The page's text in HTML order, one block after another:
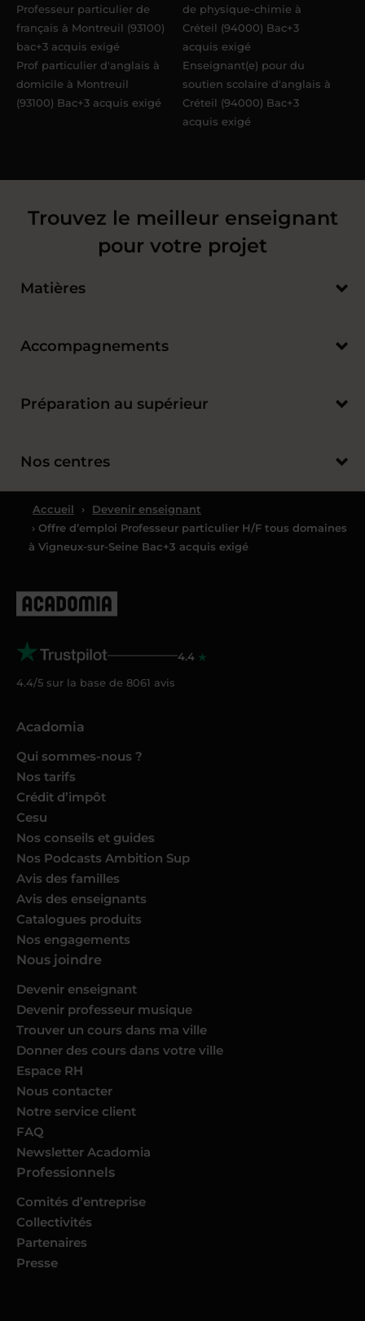
Professeur particulier de
français à Montreuil (93100)
bac+3 acquis exigé
Prof particulier d'anglais à
domicile à Montreuil
(93100) Bac+3 acquis exigé
de physique-chimie à
Créteil (94000) Bac+3
acquis exigé
Enseignant(e) pour du
soutien scolaire d'anglais à
Créteil (94000) Bac+3
acquis exigé
Trouvez le meilleur enseignant
pour votre projet
Matières
Accompagnements
Préparation au supérieur
Nos centres
Accueil ›
Devenir enseignant
› Offre d’emploi Professeur particulier H/F tous domaines
à Vigneux-sur-Seine Bac+3 acquis exigé
4.4
4.4/5 sur la base de 8061 avis
Acadomia
Qui sommes-nous ?
Nos tarifs
Crédit d’impôt
Cesu
Nos conseils et guides
Nos Podcasts Ambition Sup
Avis des familles
Avis des enseignants
Catalogues produits
Nos engagements
Nous joindre
Devenir enseignant
Devenir professeur musique
Trouver un cours dans ma ville
Donner des cours dans votre ville
Espace RH
Nous contacter
Notre service client
FAQ
Newsletter Acadomia
Professionnels
Comités d’entreprise
Collectivités
Partenaires
Presse